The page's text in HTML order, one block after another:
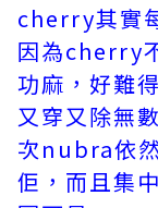
cherry其實
因為cherry
功麻，好難
又穿又除無
次nubra依
佢，而且集